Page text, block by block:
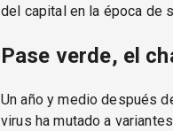
del capital en la época de
Pase verde, el
Un año y medio después
virus ha mutado a